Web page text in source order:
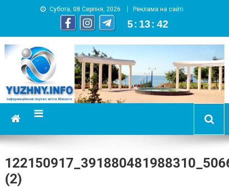
Субота, 08 Серпня, 2026 Реклама на сайті
5 : 13 : 43
YUZHNY.INFO
информационный портал города Южный
(2)